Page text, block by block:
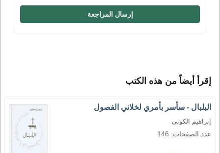
إرسال المراجعة
إقرأ أيضاً من هذه الكتب
البلبال - سأسر بأمري لخلاني الفصول
إبراهيم الكونى
عدد الصفحات: 146